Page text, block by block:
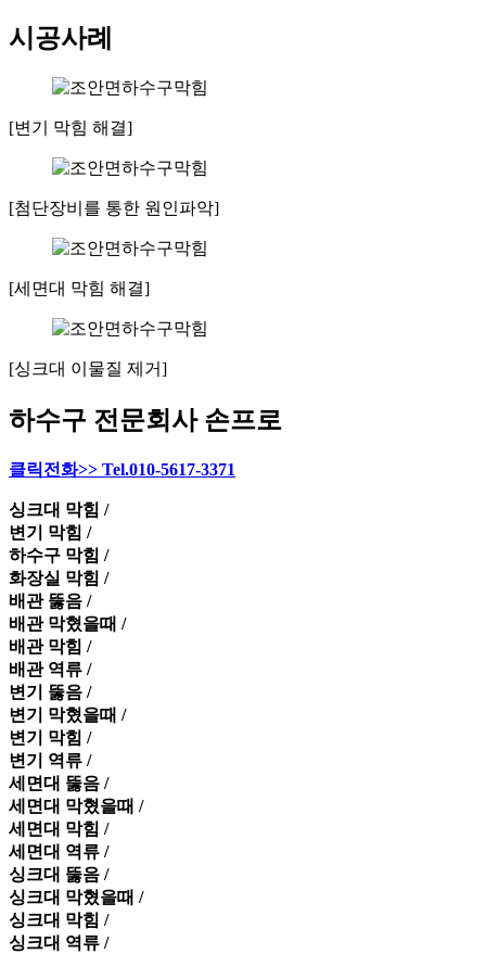
시공사례
[변기 막힘 해결]
[첨단장비를 통한 원인파악]
[세면대 막힘 해결]
[싱크대 이물질 제거]
하수구 전문회사 손프로
클릭전화>> Tel.010-5617-3371
싱크대 막힘 /
변기 막힘 /
하수구 막힘 /
화장실 막힘 /
배관 뚫음 /
배관 막혔을때 /
배관 막힘 /
배관 역류 /
변기 뚫음 /
변기 막혔을때 /
변기 막힘 /
변기 역류 /
세면대 뚫음 /
세면대 막혔을때 /
세면대 막힘 /
세면대 역류 /
싱크대 뚫음 /
싱크대 막혔을때 /
싱크대 막힘 /
싱크대 역류 /